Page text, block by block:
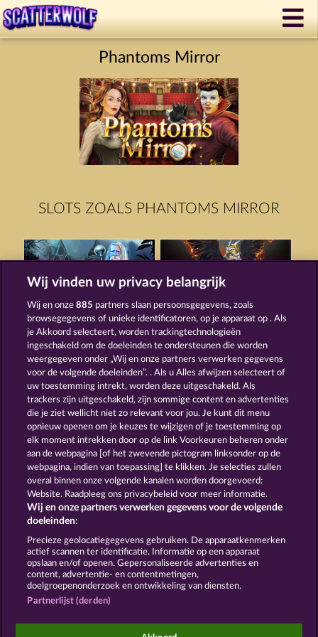
Phantoms Mirror
SLOTS ZOALS PHANTOMS MIRROR
CRYSTAL BALL THE GRIFFIN
VALKYRIES - THE NIBELUNG LEGENDS MYSTIC FORCE
Algemene voorwaarden Privacyverklaring
Colofon Bedrijf FAQ Facebook
Terugbetalingsverzoek indienen
Sociale casino games zijn enkel bedoeld voor
Wij vinden uw privacy belangrijk
Wij en onze885 partners slaan persoonsgegevens, zoals
browsegegevens of unieke identificatoren, op je apparaat op . Als
je Akkoord selecteert, worden trackingtechnologieën
ingeschakeld om de doeleinden te ondersteunen die worden
weergegeven onder „Wij en onze partners verwerken gegevens
voor de volgende doeleinden”. . Als u Alles afwijzen selecteert of
uw toestemming intrekt, worden deze uitgeschakeld. Als
trackers zijn uitgeschakeld, zijn sommige content en advertenties
die je ziet wellicht niet zo relevant voor jou. Je kunt dit menu
opnieuw openen om je keuzes te wijzigen of je toestemming op
elk moment intrekken door op de link Voorkeuren beheren onder
aan de webpagina [of het zwevende pictogram linksonder op de
webpagina, indien van toepassing] te klikken. Je selecties zullen
overal binnen onze volgende kanalen worden doorgevoerd:
Website. Raadpleeg ons privacybeleid voor meer informatie.
Wij en onze partners verwerken gegevens voor de volgende
doeleinden:
Precieze geolocatiegegevens gebruiken. De apparaatkenmerken
actief scannen ter identificatie. Informatie op een apparaat
opslaan en/of openen. Gepersonaliseerde advertenties en
content, advertentie- en contentmetingen,
doelgroepenonderzoek en ontwikkeling van diensten.
Partnerlijst (derden)